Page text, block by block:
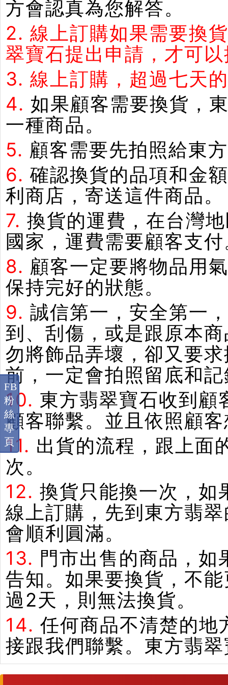
方會認真為您解答。
2. 線上訂購如果需要換
翠寶石提出申請，才可
3. 線上訂購，超過七天
4. 如果顧客需要換貨，
一種商品。
5. 顧客需要先拍照給東
6. 確認換貨的品項和金
利商店，寄送這件商品。
7. 換貨的運費，在台灣
國家，運費需要顧客支
8. 顧客一定要將物品用
保持完好的狀態。
9. 誠信第一，安全第一
到、刮傷，或是跟原本
勿將飾品弄壞，卻又要
前，一定會拍照留底和
10. 東方翡翠寶石收到顧
顧客聯繫。並且依照顧
11. 出貨的流程，跟上面
次。
12. 換貨只能換一次，如
線上訂購，先到東方翡
會順利圓滿。
13. 門市出售的商品，
告知。如果要換貨，不
過2天，則無法換貨。
14. 任何商品不清楚的地
接跟我們聯繫。東方翡
FB
粉
絲
專
頁